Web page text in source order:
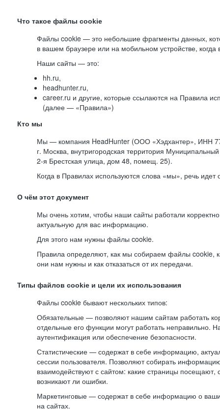
Что такое файлы cookie
Файлы cookie — это небольшие фрагменты данных,
в вашем браузере или на мобильном устройстве,
Наши сайты — это:
hh.ru,
headhunter.ru,
career.ru и другие, которые ссылаются на Правила
(далее — «Правила»)
Кто мы
Мы — компания HeadHunter (ООО «Хэдхантер», ИНН
г. Москва, внутригородская территория Муниципальный
2-я Брестская улица, дом 48, помещ. 25).
Когда в Правилах используются слова «мы», речь
О чём этот документ
Мы очень хотим, чтобы наши сайты работали
актуальную для вас информацию.
Для этого нам нужны файлы cookie.
Правила определяют, как мы собираем файлы cookie,
они нам нужны и как отказаться от их передачи.
Типы файлов cookie и цели их использования
Файлы cookie бывают нескольких типов:
Обязательные — позволяют нашим сайтам работать
отдельные его функции могут работать неправильно.
аутентификация или обеспечение безопасности.
Статистические — содержат в себе информацию,
сессии пользователя. Позволяют собирать
взаимодействуют с сайтом: какие страницы посещают,
возникают ли ошибки.
Маркетинговые — содержат в себе информацию о
на сайтах.